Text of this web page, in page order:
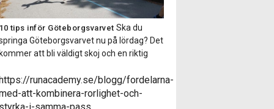
10 tips inför Göteborgsvarvet Ska du
Göteborgsvarvet nu på lördag? Det
kommer att bli väldigt skoj och en riktig
inför och under loppet! 1) Tanka
med energi! Ett halvmaraton är
bra mycket längre än milen och kräver
https://runacademy.se/blogg/fordelarna-
att-kombinera-rorlighet-och-